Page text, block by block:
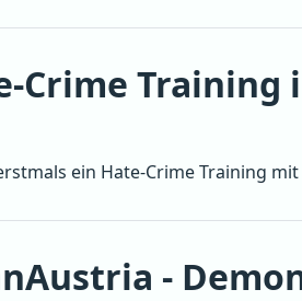
Crime Training
ein Hate-Crime Training
-